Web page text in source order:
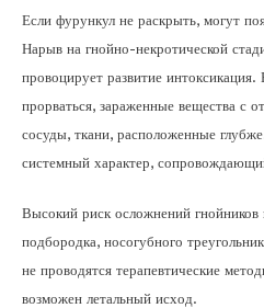
Если фурункул не раскрыть, могут
Нарыв на гнойно-некротической
провоцирует развитие
прорваться, зараженные вещества с
сосуды, ткани, расположенные
системный характер,
Высокий риск осложнений гнойников
подбородка, носогубного
не проводятся терапевтические
возможен летальный исход.